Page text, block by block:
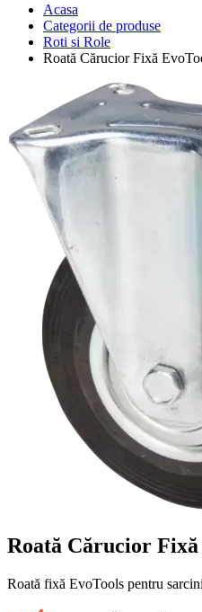
Acasa
Categorii de produse
Roti si Role
Roată Cărucior Fixă
Roată Cărucior Fixă
Roată fixă EvoTools pentru